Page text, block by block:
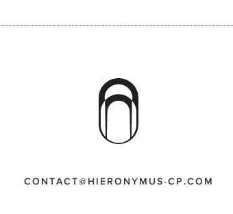
CONTACT@HIERONYMUS-CP.COM